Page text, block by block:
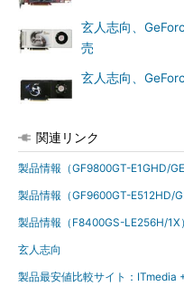
玄人志向、
売
玄人志向、
関連リンク
製品情報（GF9800GT-E1GHD/
製品情報（GF9600GT-E512HD/
製品情報（F8400GS-LE256H/1X）
玄人志向
製品最安値比較サイト：ITmedia